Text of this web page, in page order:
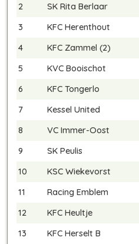
2
SK Rita Berlaar
3
KFC Herenthout
4
KFC Zammel (2)
5
KVC Booischot
6
KFC Tongerlo
7
Kessel United
8
VC Immer-Oost
9
SK Peulis
10
KSC Wiekevorst
11
Racing Emblem
12
KFC Heultje
13
KFC Herselt B